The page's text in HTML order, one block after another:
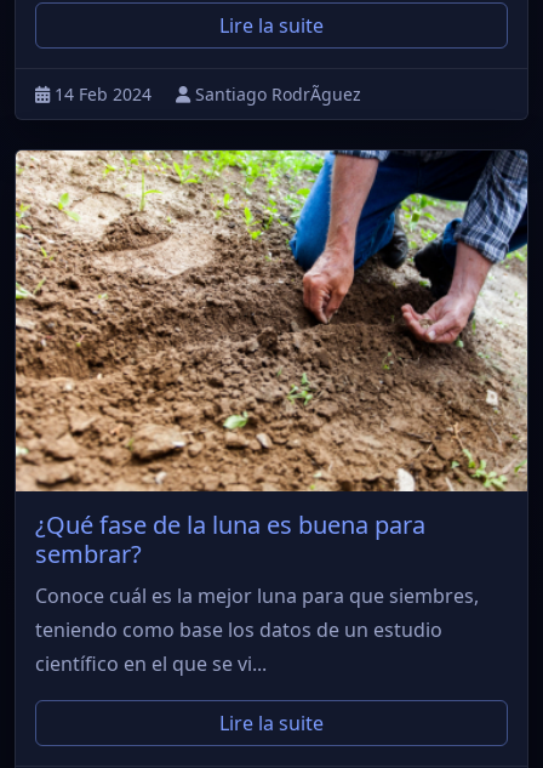
Lire la suite
14 Feb 2024 Santiago RodrÃ­guez
¿Qué fase de la luna es buena para
sembrar?
Conoce cuál es la mejor luna para que siembres,
teniendo como base los datos de un estudio
científico en el que se vi...
Lire la suite